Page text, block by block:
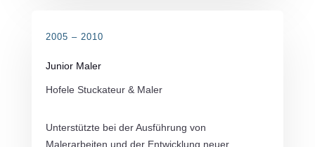
2005 – 2010
Junior Maler
Hofele Stuckateur & Maler
Unterstützte bei der Ausführung von
Malerarbeiten und der Entwicklung neuer